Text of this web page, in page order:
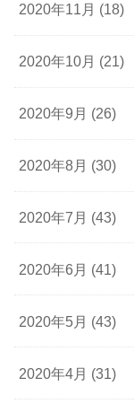
2020年11月 (18)
2020年10月 (21)
2020年9月 (26)
2020年8月 (30)
2020年7月 (43)
2020年6月 (41)
2020年5月 (43)
2020年4月 (31)